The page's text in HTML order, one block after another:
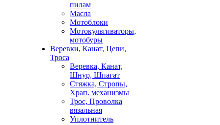
пилам
Масла
Мотоблоки
Мотокультиваторы,
мотобуры
Веревки, Канат, Цепи,
Троса
Веревка, Канат,
Шнур, Шпагат
Стяжка, Стропы,
Храп. механизмы
Трос, Проволка
вязальная
Уплотнитель